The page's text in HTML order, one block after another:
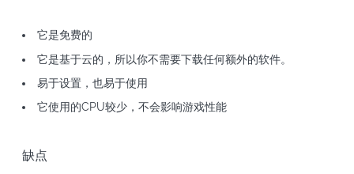
它是免费的
它是基于云的，所以你不需要下载任何额外的软件。
易于设置，也易于使用
它使用的CPU较少，不会影响游戏性能
缺点